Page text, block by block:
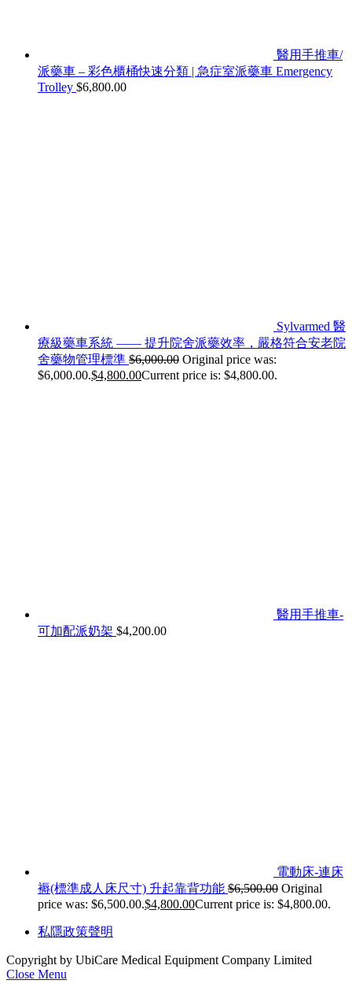
醫用手推車/
派藥車 – 彩色櫃桶快速分類 | 急症室派藥車 Emergency
Trolley $6,800.00
Sylvarmed 醫
療級藥車系統 —— 提升院舍派藥效率，嚴格符合安老院
舍藥物管理標準 $6,000.00 Original price was:
$6,000.00.$4,800.00Current price is: $4,800.00.
醫用手推車-
可加配派奶架 $4,200.00
電動床-連床
褥(標準成人床尺寸) 升起靠背功能 $6,500.00 Original
price was: $6,500.00.$4,800.00Current price is: $4,800.00.
私隱政策聲明
Copyright by UbiCare Medical Equipment Company Limited
Close Menu